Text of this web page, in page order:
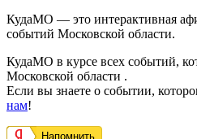
КудаМО — это интерактивная
событий Московской области.
КудаМО в курсе всех событий,
Московской области .
Если вы знаете о событии,
нам!
Напомнить